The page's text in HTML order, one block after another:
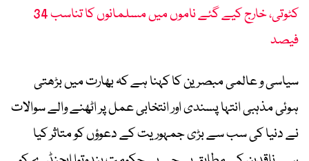
کٹوتی، خارج کیے گئے ناموں میں مسلمانوں کا تناسب 34
فیصد
سیاسی و عالمی مبصرین کا کہنا ہے کہ بھارت میں بڑھتی
ہوئی مذہبی انتہا پسندی اور انتخابی عمل پر اٹھنے والے سوالات
نے دنیا کی سب سے بڑی جمہوریت کے دعوؤں کو متاثر کیا